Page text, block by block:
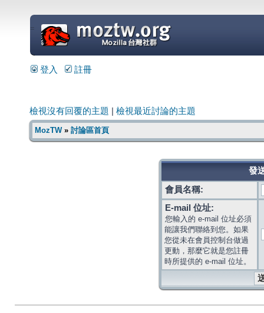
=
登入 註冊
檢視沒有回覆的主題 檢視最近討論的主題
MozTW» 討論區首頁
發
會員名稱:
E-mail 位址:
您輸入的 e-mail 位址必須
能讓我們聯絡到您。如果
您從未在會員控制台做過
更動，那麼它就是您註冊
時所提供的 e-mail 位址。